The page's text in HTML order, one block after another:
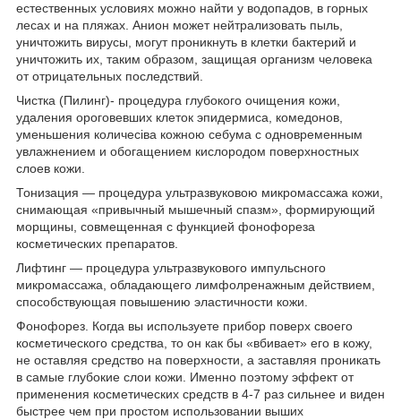
естественных условиях можно найти у водопадов, в горных
лесах и на пляжах. Анион может нейтрализовать пыль,
уничтожить вирусы, могут проникнуть в клетки бактерий и
уничтожить их, таким образом, защищая организм человека
от отрицательных последствий.
Чистка (Пилинг)- процедура глубокого очищения кожи,
удаления ороговевших клеток эпидермиса, комедонов,
уменьшения количесіва кожною себума с одно­временным
увлажнением и обогащением кислородом поверхностных
слоев кожи.
Тонизация ― процедура ультразвуковою микромассажа кожи,
снимающая «привычный мышечный спазм», формирующий
морщины, совмещенная с функцией фонофореза
косметических препаратов.
Лифтинг ― процедура ультразвукового импульсного
микромассажа, обладающего лимфолренажным действием,
способствующая повышению эластичности кожи.
Фонофорез. Когда вы используете прибор поверх своего
косметического средства, то он как бы «вбивает» его в кожу,
не оставляя средство на поверхности, а заставляя проникать
в самые глубокие слои кожи. Именно поэтому эффект от
применения косметических средств в 4-7 раз сильнее и виден
быстрее чем при простом использовании выших